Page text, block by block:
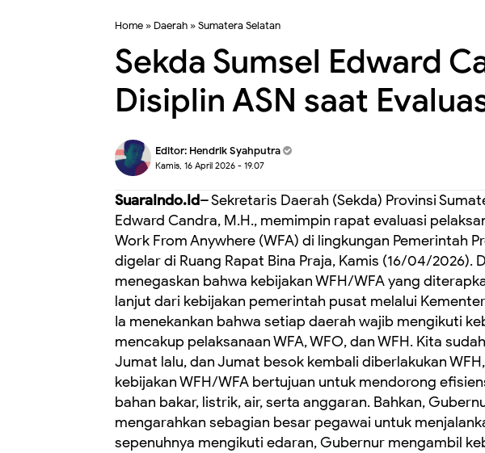
Home » Daerah »Sumatera Selatan
Sekda Sumsel Edward
Disiplin ASN saat
Editor: Hendrik Syahputra
Kamis, 16 April 2026 - 19.07
SuaraIndo.Id–Sekretaris Daerah (Sekda) Provinsi
Edward Candra, M.H., memimpin rapat evaluasi
Work From Anywhere (WFA) di lingkungan Pemerintah
digelar di Ruang Rapat Bina Praja, Kamis (16/04/2026).
menegaskan bahwa kebijakan WFH/WFA yang
lanjut dari kebijakan pemerintah pusat melalui
Ia menekankan bahwa setiap daerah wajib mengikuti
mencakup pelaksanaan WFA, WFO, dan WFH. Kita
Jumat lalu, dan Jumat besok kembali diberlakukan
kebijakan WFH/WFA bertujuan untuk mendorong
bahan bakar, listrik, air, serta anggaran. Bahkan,
mengarahkan sebagian besar pegawai untuk
sepenuhnya mengikuti edaran, Gubernur mengambil